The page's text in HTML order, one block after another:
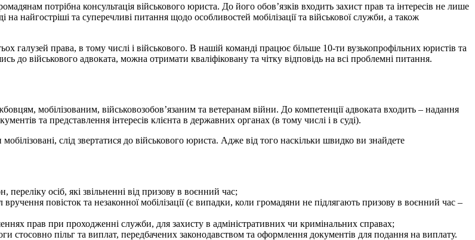
потрібна консультація військового юриста. До його обов’язків входить захист прав та інтересів не лише
на найгостріші та суперечливі питання щодо особливостей мобілізації та військової служби, а також
галузей права, в тому числі і військового. В нашій команді працює більше 10-ти вузькопрофільних юристів та
військового адвоката, можна отримати кваліфіковану та чітку відповідь на всі проблемні питання.
мобілізованим, військовозобов’язаним та ветеранам війни. До компетенції адвоката входить – надання
та представлення інтересів клієнта в державних органах (в тому числі і в суді).
слід звертатися до військового юриста. Адже від того наскільки швидко ви знайдете
переліку осіб, які звільненні від призову в воєнний час;
повісток та незаконної мобілізації (є випадки, коли громадяни не підлягають призову в воєнний час –
прав при проходженні служби, для захисту в адміністративних чи кримінальних справах;
стосовно пільг та виплат, передбачених законодавством та оформлення документів для подання на виплату.